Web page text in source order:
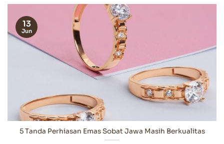
5 Tanda Perhiasan Emas Sobat Jawa Masih Berkualitas
13
Jun